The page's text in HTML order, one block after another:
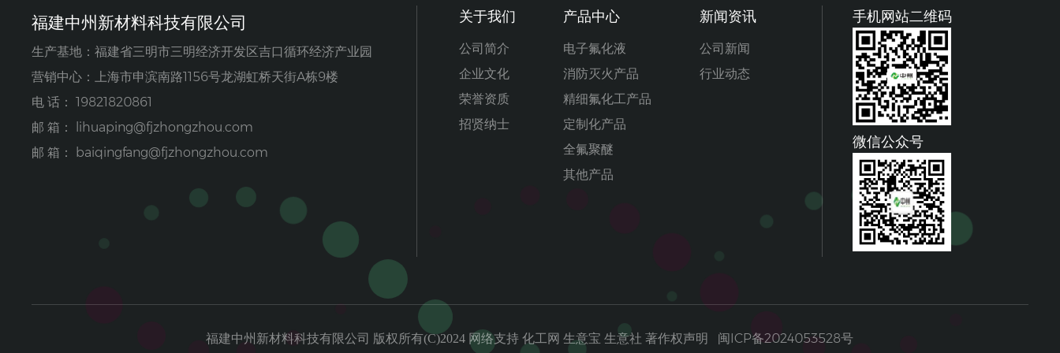
福建中州新材料科技有限公司
生产基地：福建省三明市三明经济开发区吉口循环经济产业园
营销中心：上海市申滨南路1156号龙湖虹桥天街A栋9楼
电 话： 19821820861
邮 箱：
lihuaping@fjzhongzhou.com
邮 箱： baiqingfang@fjzhongzhou.com
关于我们
公司简介
企业文化
荣誉资质
招贤纳士
产品中心
电子氟化液
消防灭火产品
精细氟化工产品
定制化产品
全氟聚醚
其他产品
新闻资讯
公司新闻
行业动态
手机网站二维码
微信公众号
福建中州新材料科技有限公司 版权所有(C)2024 网络支持 化工网 生意宝 生意社 著作权声明 闽ICP备2024053528号